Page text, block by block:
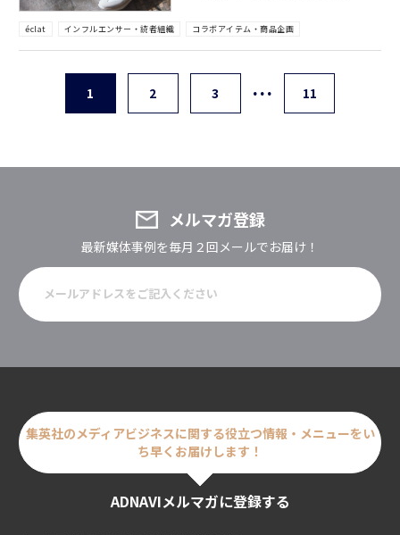
éclat インフルエンサー・読者組織 コラボアイテム・商品企画
1 2 3 … 11
メルマガ登録
最新媒体事例を毎月２回メールでお届け！
集英社のメディアビジネスに関する役立つ情報・メニューをい
ち早くお届けします！
ADNAVIメルマガに登録する